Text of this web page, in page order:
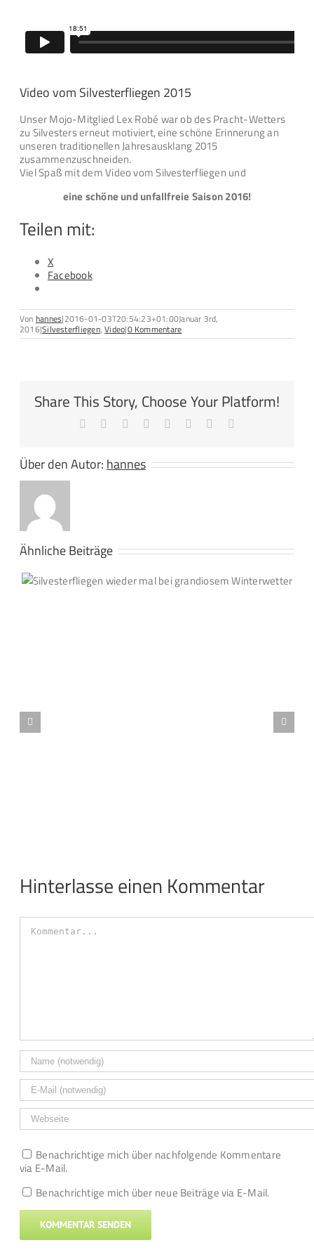
Video vom Silvesterfliegen 2015
Unser Mojo-Mitglied Lex Robé war ob des Pracht-Wetters
zu Silvesters erneut motiviert, eine schöne Erinnerung an
unseren traditionellen Jahresausklang 2015
zusammenzuschneiden.
Viel Spaß mit dem Video vom Silvesterfliegen und
eine schöne und unfallfreie Saison 2016!
Teilen mit:
X
Facebook
Von hannes|2016-01-03T20:54:23+01:00Januar 3rd,
2016|Silvesterfliegen,Video|0 Kommentare
Share This Story, Choose Your Platform!
Facebook Reddit LinkedIn
TumblrPinterest
Über den Autor: hannes
Ähnliche Beiträge
Meisterschaft der Vereine 2016 online
Hinterlasse einen Kommentar
Kommentar
Benachrichtige mich über nachfolgende Kommentare
via E-Mail.
Benachrichtige mich über neue Beiträge via E-Mail.